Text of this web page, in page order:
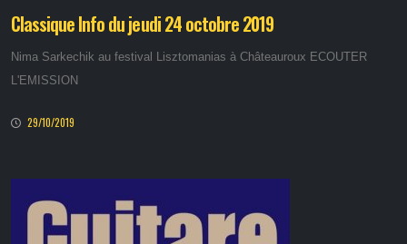
Classique Info du jeudi 24 octobre 2019
Nima Sarkechik au festival Lisztomanias à Châteauroux ECOUTER
L'EMISSION
29/10/2019